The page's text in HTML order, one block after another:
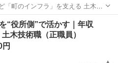
「町のインフラ」を支える 土木技
の 施工管理・設計・積算 のご経
。公務員の経験は必要ありませ
“役所側”で活かす｜年収
木技術職（正職員）